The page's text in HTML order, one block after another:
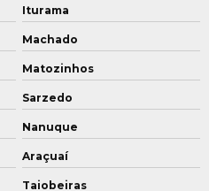
Iturama
Machado
Matozinhos
Sarzedo
Nanuque
Araçuaí
Taiobeiras